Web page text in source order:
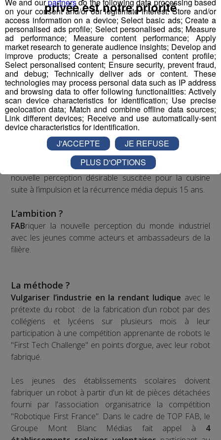
réconcilier les jeunes et l’industrie
Pour la 1ère fois dans l’histoire de l’industrie et des
médias français, nous proposons de porter, créer,
produire, diffuser un programme audiovisuel « mass
média » à l’échelle régionale.
Top Fab, le 1er programme
audiovisuel inspirant qui raconte
la fierté industrielle par la jeune
génération
Dans l’esprit d'un “top chef de l’industrie”, à l’image de la
nouvelle perception désirable suscitée pour la cuisine
suite à l’impulsion et la récurrence média depuis 15 ans.
L’ambition ?
FABriquer la nouvelle perception du monde industriel
avec les jeunes comme acteurs et ambassadeurs de la
filière.
La méthode ?
Vulgariser l’industrie en la rendant ludique avec le
prétexte du robot : de la fabrication d’un robot par des
collégiens et lycéens sur plusieurs mois à leur
participation à une compétition apprenante de robots le
"First Tech Challenge" en points d’orgue, avec leur robot
fabriqué.
Les jeunes des établissements scolaires doivent
fabriquer un robot à partir d'un kit de pièces détachées
fourni par l'association organisatrice la compétition
"Robotique First France". Dans le cadre de TOP FAB, le
Groupe Mont Blanc Médias fait appel à 4
on your consent and/or our legitimate interest: Store and/or
access information on a device; Select basic ads; Create a
personalised ads profile; Select personalised ads; Measure
ad performance; Measure content performance; Apply
market research to generate audience insights; Develop and
improve products; Create a personalised content profile;
Select personalised content; Ensure security, prevent fraud,
and debug; Technically deliver ads or content. These
technologies may process personal data such as IP address
and browsing data to offer following functionalities: Actively
scan device characteristics for identification; Use precise
geolocation data; Match and combine offline data sources;
Link different devices; Receive and use automatically-sent
device characteristics for identification.
privée est notre priorité
J'ACCEPTE
JE REFUSE
PLUS D'OPTIONS